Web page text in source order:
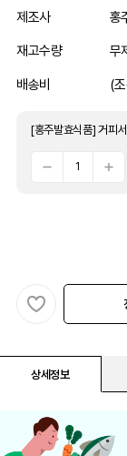
제조사 홍
재고수량 무
배송비 (
[홍주발효식품] 거피
상세정보